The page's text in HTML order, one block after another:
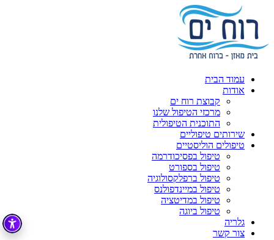
עמוד הבית
אודות
קבוצת רוח ים
מרכזי הטיפול שלנו
התוכנית הטיפולית
שירותים טיפוליים
טיפולים הוליסטיים
טיפול בפסיכודרמה
טיפול בספורט
טיפול ברפלקסולוגיה
טיפול במיינדפולנס
טיפול במדיטציה
טיפול ביוגה
גלריה
צור קשר